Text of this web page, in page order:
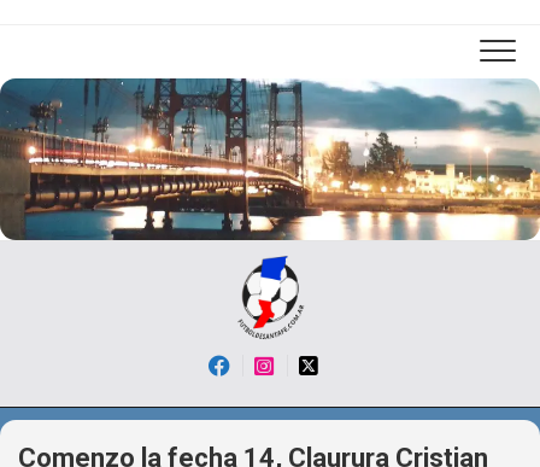
Comenzo la fecha 14, Claurura Cristian